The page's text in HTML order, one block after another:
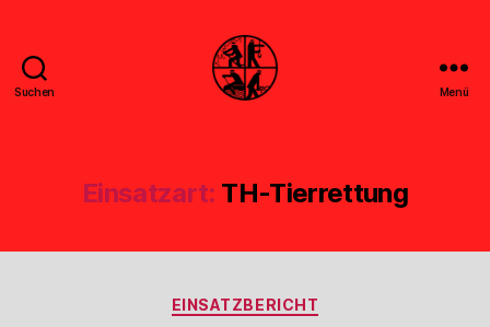
Suchen Menü
Einsatzart: TH-Tierrettung
Kategorien
EINSATZBERICHT